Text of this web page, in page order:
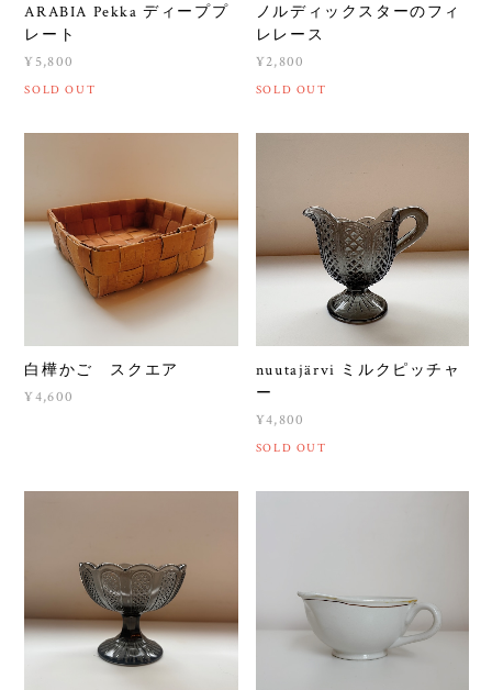
ARABIA Pekka ディーププ
レート
¥5,800
SOLD OUT
ノルディックスターのフィ
レレース
¥2,800
SOLD OUT
白樺かご スクエア
¥4,600
nuutajärvi ミルクピッチャ
ー
¥4,800
SOLD OUT